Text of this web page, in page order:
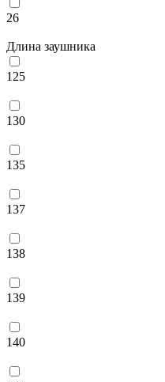
26
Длина заушника
125
130
135
137
138
139
140